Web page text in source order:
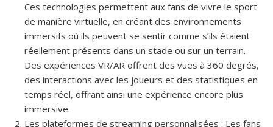
Ces technologies permettent aux fans de vivre le sport
de manière virtuelle, en créant des environnements
immersifs où ils peuvent se sentir comme s’ils étaient
réellement présents dans un stade ou sur un terrain.
Des expériences VR/AR offrent des vues à 360 degrés,
des interactions avec les joueurs et des statistiques en
temps réel, offrant ainsi une expérience encore plus
immersive.
Les plateformes de streaming personnalisées : Les fans